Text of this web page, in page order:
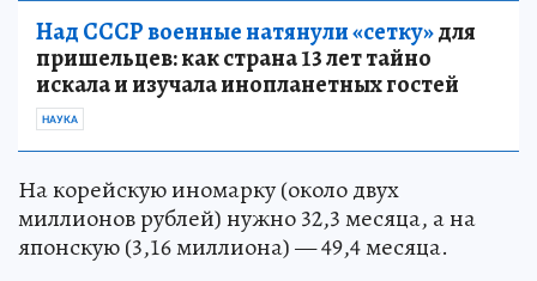
Над СССР военные натянули «сетку»для
пришельцев: как страна 13 лет тайно
искала и изучала инопланетных гостей
НАУКА
На корейскую иномарку (около двух
миллионов рублей) нужно 32,3 месяца, а на
японскую (3,16 миллиона) — 49,4 месяца.